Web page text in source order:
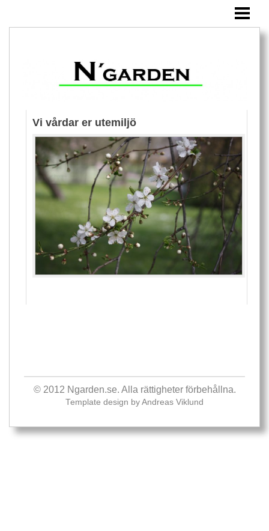
BLOMSTERKRUKOR
FOTOGALLERI
OM OSS
KONTAKT
Vi vårdar er utemiljö
© 2012 Ngarden.se. Alla rättigheter förbehållna.
Template design by Andreas Viklund